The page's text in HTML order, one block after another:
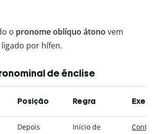
o pronome oblíquo átono vem
por hífen.
de ênclise
Posição Regra
Depois
Início de